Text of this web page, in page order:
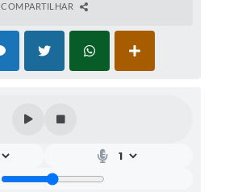
COMPARTILHAR